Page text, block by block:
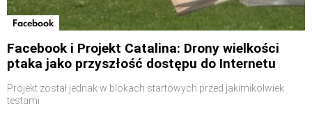
Facebook
Facebook i Projekt Catalina: Drony wielkości
ptaka jako przyszłość dostępu do Internetu
Projekt został jednak w blokach startowych przed jakimikolwiek
testami